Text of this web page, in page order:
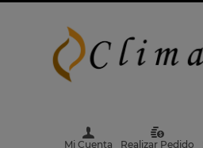
Mi Cuenta Realizar Pedido